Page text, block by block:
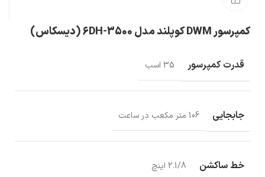
کمپرسور DWM کوپلند مدل 6DH-3500 (دیسکاس)
قدرت کمپرسور 35 اسب
جابجایی 106 متر مکعب در ساعت
خط ساکشن 2.1/8 اینچ